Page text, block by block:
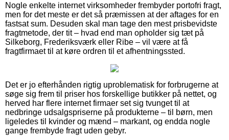
Nogle enkelte internet virksomheder frembyder portofri fragt,
men for det meste er det så præmissen at der aftages for en
fastsat sum. Desuden skal man tage den mest prisbevidste
fragtmetode, der tit – hvad end man opholder sig tæt på
Silkeborg, Frederiksværk eller Ribe – vil være at få
fragtfirmaet til at køre ordren til et afhentningssted.
Det er jo efterhånden rigtig uproblematisk for forbrugerne at
søge sig frem til priser hos forskellige butikker på nettet, og
herved har flere internet firmaer set sig tvunget til at
nedbringe udsalgspriserne på produkterne – til børn, men
ligeledes til kvinder og mænd – markant, og endda nogle
gange frembyde fragt uden gebyr.